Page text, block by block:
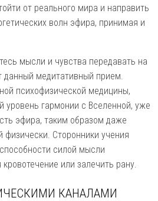
от реального мира и направить
волн эфира, принимая и
мысли и чувства передавать на
данный медитативный прием.
психофизической медицины,
уровень гармонии с Вселенной, уже
эфира, таким образом даже
физически. Сторонники учения
силой мысли
или залечить рану.
КАНАЛАМИ